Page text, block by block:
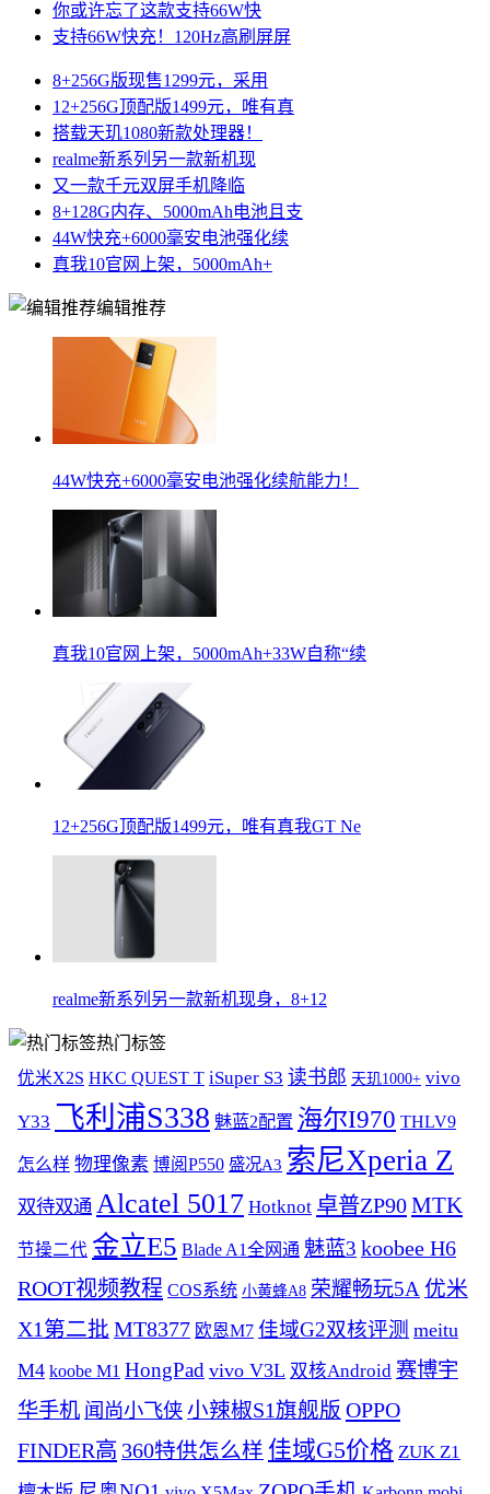
你或许忘了这款支持66W快
支持66W快充！120Hz高刷屏屏
8+256G版现售1299元，采用
12+256G顶配版1499元，唯有真
搭载天玑1080新款处理器！
realme新系列另一款新机现
又一款千元双屏手机降临
8+128G内存、5000mAh电池且支
44W快充+6000毫安电池强化续
真我10官网上架，5000mAh+
编辑推荐
44W快充+6000毫安电池强化续航能力！
真我10官网上架，5000mAh+33W自称“续
12+256G顶配版1499元，唯有真我GT Ne
realme新系列另一款新机现身，8+12
热门标签
优米X2S HKC QUEST T iSuper S3 读书郎 天玑1000+ vivo
Y33 飞利浦S338 魅蓝2配置 海尔I970 THLV9
怎么样 物理像素 博阅P550 盛况A3 索尼Xperia Z
双待双通 Alcatel 5017 Hotknot 卓普ZP90MTK
节操二代 金立E5 Blade A1全网通 魅蓝3 koobee H6
ROOT视频教程 COS系统 小黄蜂A8 荣耀畅玩5A优米
X1第二批 MT8377 欧恩M7 佳域G2双核评测 meitu
M4 koobe M1 HongPad vivo V3L 双核Android 赛博宇
华手机 闻尚小飞侠 小辣椒S1旗舰版 OPPO
FINDER高 360特供怎么样 佳域G5价格 ZUK Z1